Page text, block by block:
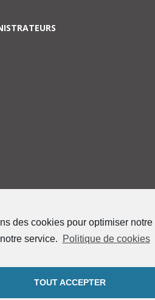
des cookies pour optimiser
service.
Politique de cookies
TOUT ACCEPTER